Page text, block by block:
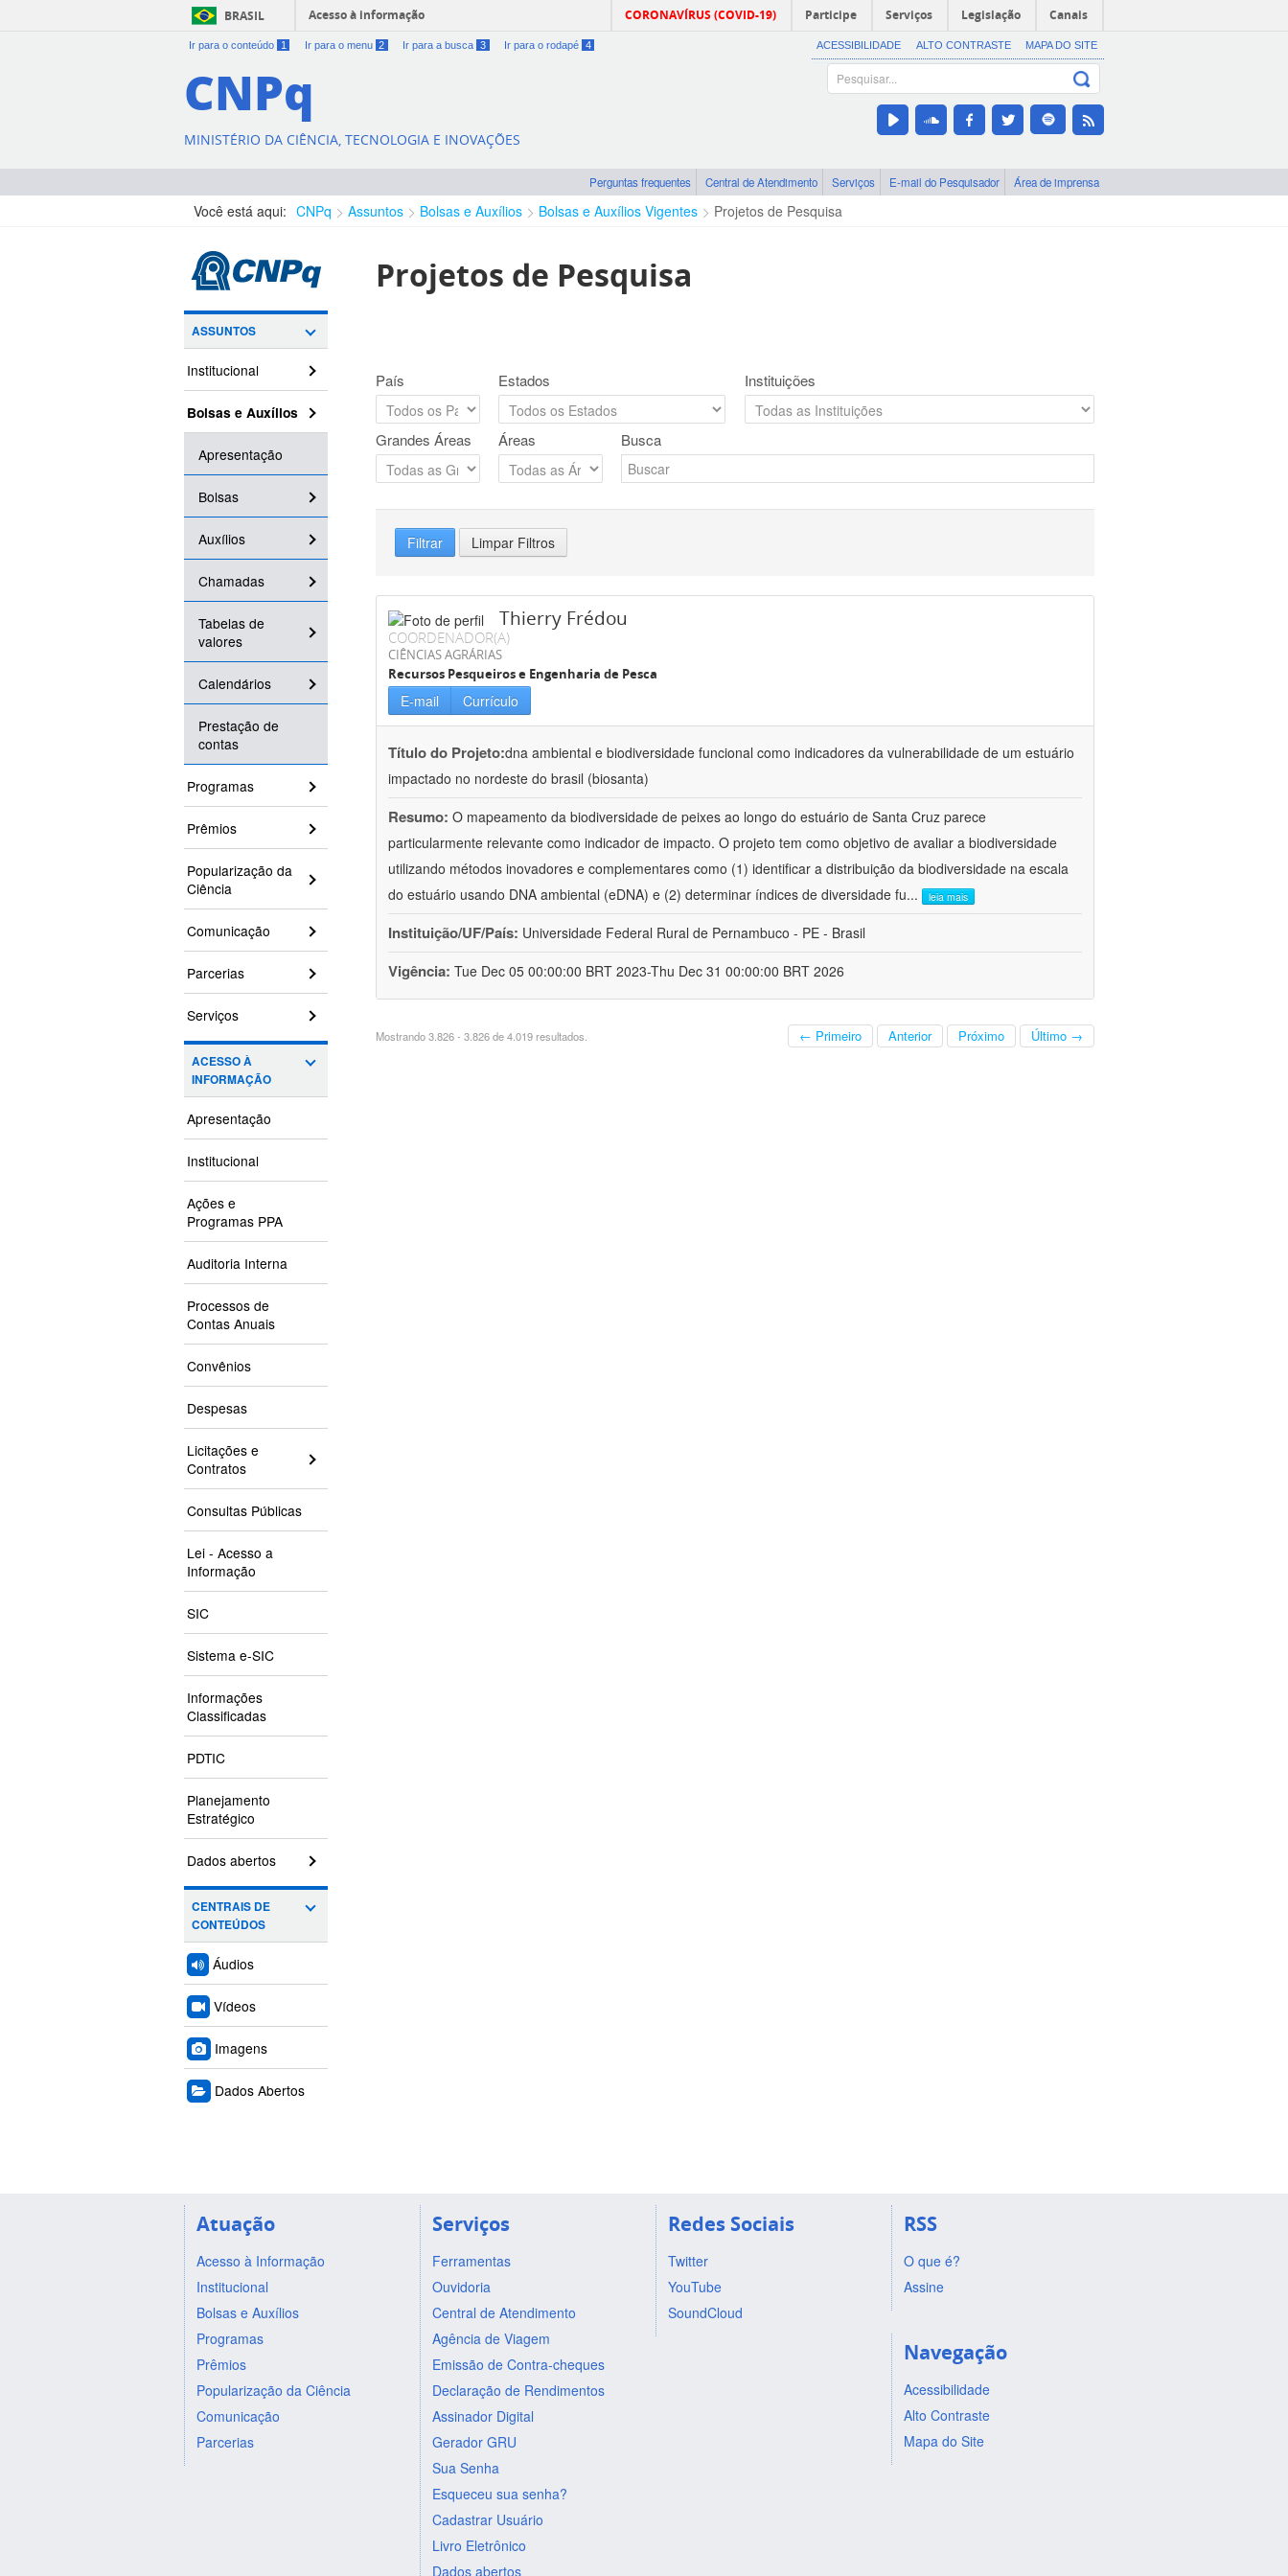
BRASIL Acesso à informação CORONAVÍRUS (COVID-19) Participe Serviços Legislação Canais
Ir para o conteúdo 1 Ir para o menu 2 Ir para a busca 3 Ir para o rodapé 4 ACESSIBILIDADE ALTO CONTRASTE MAPA DO SITE
CNPq
MINISTÉRIO DA CIÊNCIA, TECNOLOGIA E INOVAÇÕES
Perguntas frequentes Central de Atendimento Serviços E-mail do Pesquisador Área de imprensa
Você está aqui: CNPq Assuntos Bolsas e Auxílios Bolsas e Auxílios Vigentes Projetos de Pesquisa
ASSUNTOS
Institucional
Bolsas e Auxílios
Apresentação
Bolsas
Auxílios
Chamadas
Tabelas de
valores
Calendários
Prestação de
contas
Programas
Prêmios
Popularização da
Ciência
Comunicação
Parcerias
Serviços
ACESSO À
INFORMAÇÃO
Apresentação
Institucional
Ações e
Programas PPA
Auditoria Interna
Processos de
Contas Anuais
Convênios
Despesas
Licitações e
Contratos
Consultas Públicas
Lei - Acesso a
Informação
SIC
Sistema e-SIC
Informações
Classificadas
PDTIC
Planejamento
Estratégico
Dados abertos
CENTRAIS DE
CONTEÚDOS
Áudios
Vídeos
Imagens
Dados Abertos
Projetos de Pesquisa
País Estados Instituições
Grandes Áreas Áreas Busca
Filtrar Limpar Filtros
Thierry Frédou
COORDENADOR(A)
CIÊNCIAS AGRÁRIAS
Recursos Pesqueiros e Engenharia de Pesca
E-mail Currículo
Título do Projeto:dna ambiental e biodiversidade funcional como indicadores da vulnerabilidade de um estuário
impactado no nordeste do brasil (biosanta)
Resumo: O mapeamento da biodiversidade de peixes ao longo do estuário de Santa Cruz parece
particularmente relevante como indicador de impacto. O projeto tem como objetivo de avaliar a biodiversidade
utilizando métodos inovadores e complementares como (1) identificar a distribuição da biodiversidade na escala
do estuário usando DNA ambiental (eDNA) e (2) determinar índices de diversidade fu... leia mais
Instituição/UF/País: Universidade Federal Rural de Pernambuco - PE - Brasil
Vigência: Tue Dec 05 00:00:00 BRT 2023-Thu Dec 31 00:00:00 BRT 2026
Mostrando 3.826 - 3.826 de 4.019 resultados. ← Primeiro Anterior Próximo Último →
Atuação
Acesso à Informação
Institucional
Bolsas e Auxílios
Programas
Prêmios
Popularização da Ciência
Comunicação
Parcerias
Serviços
Ferramentas
Ouvidoria
Central de Atendimento
Agência de Viagem
Emissão de Contra-cheques
Declaração de Rendimentos
Assinador Digital
Gerador GRU
Sua Senha
Esqueceu sua senha?
Cadastrar Usuário
Livro Eletrônico
Dados abertos
Redes Sociais
Twitter
YouTube
SoundCloud
RSS
O que é?
Assine
Navegação
Acessibilidade
Alto Contraste
Mapa do Site